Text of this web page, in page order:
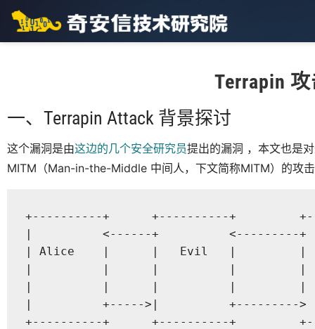
Terrapin
一、Terrapin Attack 背景探讨
这个漏洞是由这边的几个安全研究员提出的漏洞 ，本文也是
MITM（Man-in-the-Middle 中间人，下文简称MITM）的攻
+----------+      +----------+
|          <------+          <---------
| Alice    |      |   Evil   |         |
|          |      |          |         |
|          |      |          |         |
|          +----->|          +---------
+----------+      +----------+